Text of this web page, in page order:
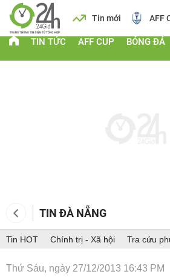
Lịch Tin mới AFF
TIN TỨC AFF CUP BÓNG ĐÁ
TIN ĐÀ NẴNG
Tin HOT Chính trị - Xã hội Tra cứu
Thứ Sáu, ngày 27/12/2013 16:43 PM